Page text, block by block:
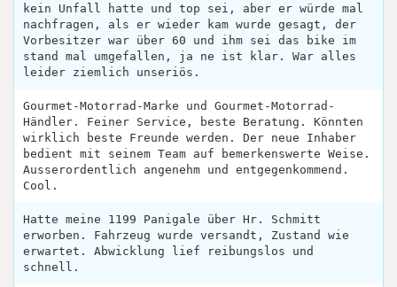
kein Unfall hatte und top sei, aber er würde mal
nachfragen, als er wieder kam wurde gesagt, der
Vorbesitzer war über 60 und ihm sei das bike im
stand mal umgefallen, ja ne ist klar. War alles
leider ziemlich unseriös.
Gourmet-Motorrad-Marke und Gourmet-Motorrad-
Händler. Feiner Service, beste Beratung. Könnten
wirklich beste Freunde werden. Der neue Inhaber
bedient mit seinem Team auf bemerkenswerte Weise.
Ausserordentlich angenehm und entgegenkommend.
Cool.
Hatte meine 1199 Panigale über Hr. Schmitt
erworben. Fahrzeug wurde versandt, Zustand wie
erwartet. Abwicklung lief reibungslos und
schnell.